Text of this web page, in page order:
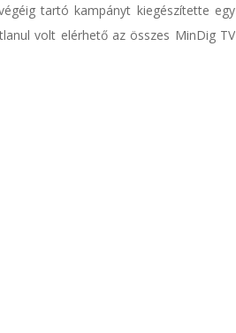
tartó kampányt kiegészítette egy
volt elérhető az összes MinDig TV